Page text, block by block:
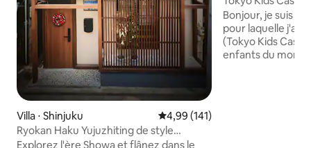
Villa ⋅ Shinjuku Évaluation moyenne sur la
4,99 (141)
Ryokan Haku Yujuzhiting de style
japonais / Climatisation dans tout le
Explorez l'ère Showa et flânez dans le
Shinjuku | 1
Bonjour, je suis le
pour laquelle j'ai
(Tokyo Kids Castle) est 1.
enfants du